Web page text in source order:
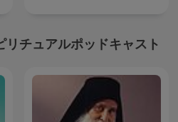
リチュアルポッドキャスト